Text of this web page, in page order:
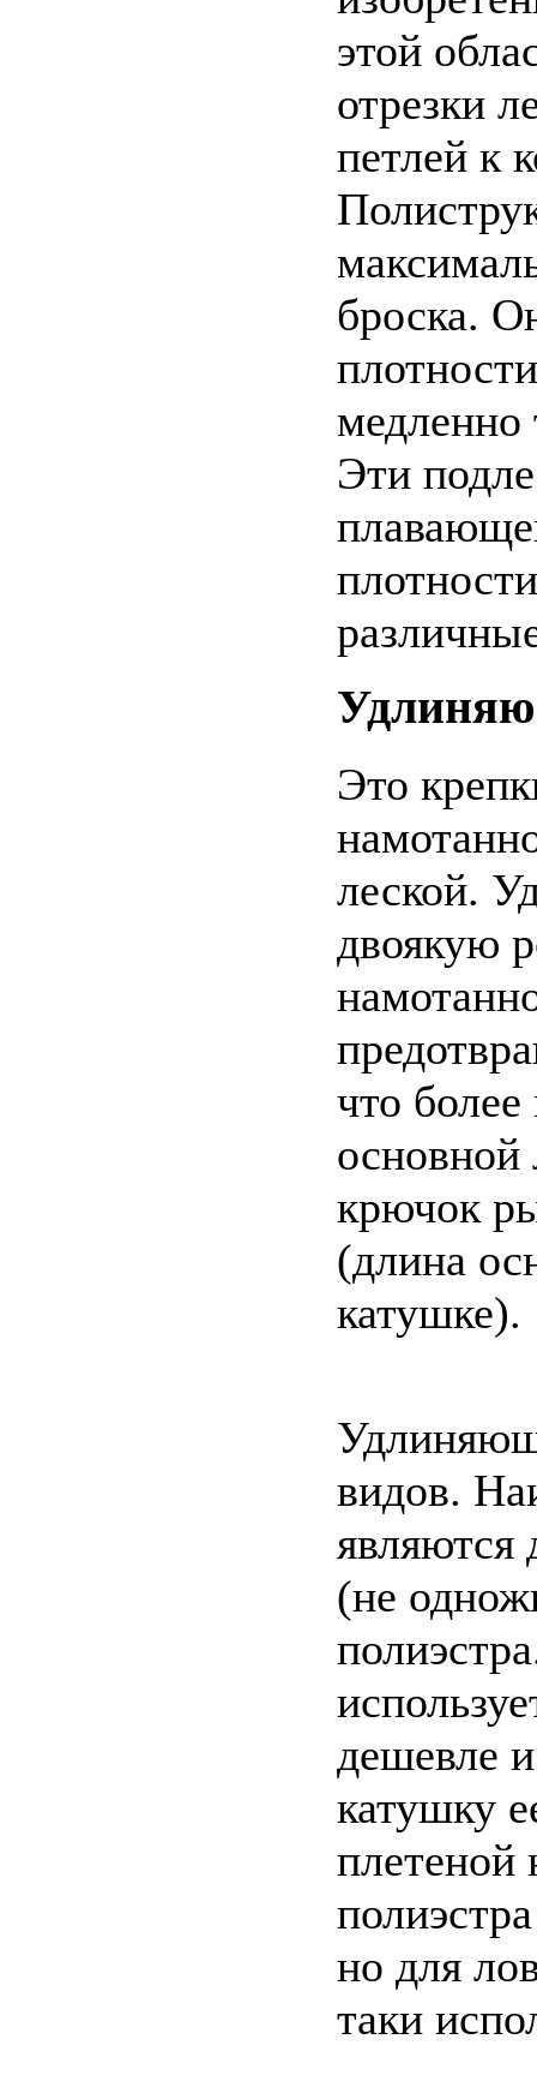
этой
отрезки
петлей к
броска.
Эти
Это
леской.
двоякую
что
основной
крючок
(длина
катушке).
видов.
являются
(не
дешевле
катушку
плетеной
но для
таки